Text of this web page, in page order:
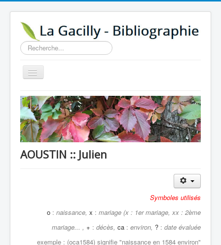
Rechercher
Basculer
la
Accueil
14e au 18e siècle
Sources
A propos
AOUSTIN :: Julien
Symboles utilisés
o : naissance, x : mariage (x : 1er mariage, xx : 2ème
mariage... , + : décès, ca : environ, ? : date évaluée
exemple : (oca1584) signifie "naissance en 1584 environ"